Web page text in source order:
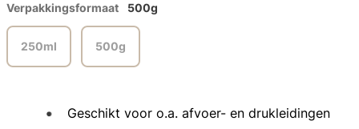
Verpakkingsformaat 500g
250ml 500g
Geschikt voor o.a. afvoer- en drukleidingen